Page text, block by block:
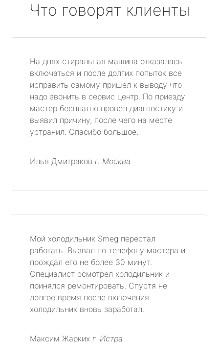
метро Серпуховская
метро Театральная
метро Славянский бульвар
метро Университет
метро Текстильщики
метро Сухаревская
метро Тульская
метро Таганская
метро Тургеневская
метро Тимирязевская
Что говорят клиенты
На днях стиральная машина отказалась
включаться и после долгих попыток все
исправить самому пришел к выводу что
надо звонить в сервис центр. По приезду
мастер бесплатно провел диагностику и
выявил причину, после чего на месте
устранил. Спасибо большое.
Илья Дмитраков г. Москва
Мой холодильник Smeg перестал
работать. Вызвал по телефону мастера и
прождал его не более 30 минут.
Специалист осмотрел холодильник и
принялся ремонтировать. Спустя не
долгое время после включения
холодильник вновь заработал.
Максим Жарких г. Истра